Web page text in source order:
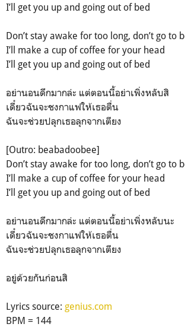
I’ll get you up and going out of bed
Don’t stay awake for too long, don’t go to
I’ll make a cup of coffee for your head
I’ll get you up and going out of bed
อย่านอนดึกมากล่ะ แต่ตอนนี้อย่าเพิ่งหลับสิ
เดี๋ยวฉันจะชงกาแฟให้เธอตื่น
ฉันจะช่วยปลุกเธอลุกจากเตียง
[Outro: beabadoobee]
Don’t stay awake for too long, don’t go to
I’ll make a cup of coffee for your head
I’ll get you up and going out of bed
อย่านอนดึกมากล่ะ แต่ตอนนี้อย่าเพิ่งหลับนะ
เดี๋ยวฉันจะชงกาแฟให้เธอตื่น
ฉันจะช่วยปลุกเธอลุกจากเตียง
อยู่ด้วยกันก่อนสิ
Lyrics source: genius.com
BPM = 144